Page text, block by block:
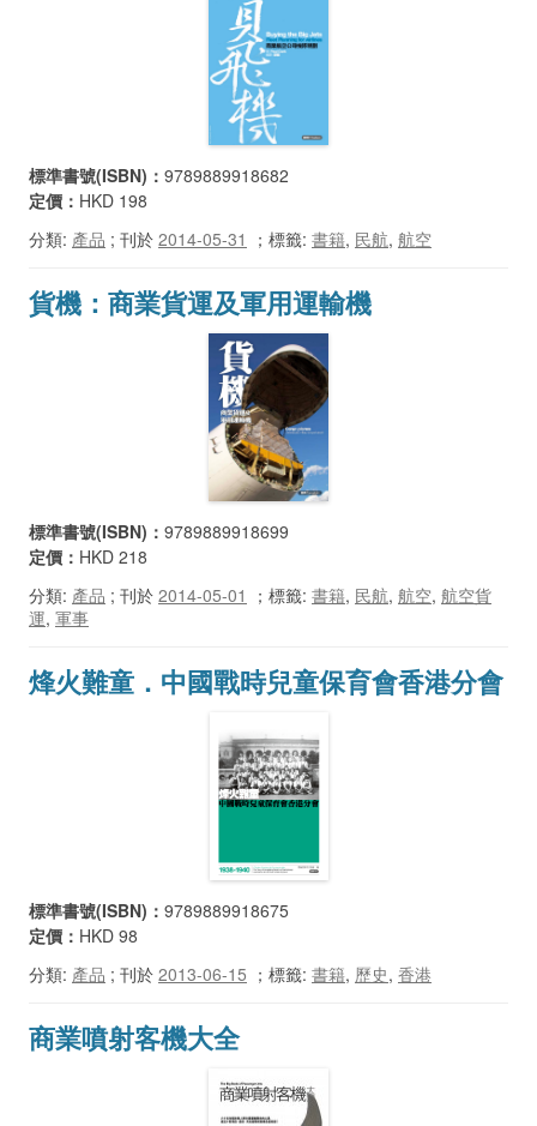
標準書號(ISBN)： 9789889918682
定價： HKD 198
分類: 產品 ; 刊於 2014-05-31 ； 標籤: 書籍, 民航, 航空
貨機：商業貨運及軍用運輸機
標準書號(ISBN)： 9789889918699
定價： HKD 218
分類: 產品 ; 刊於 2014-05-01 ； 標籤: 書籍, 民航, 航空, 航空貨
運, 軍事
烽火難童．中國戰時兒童保育會香港分會
標準書號(ISBN)： 9789889918675
定價： HKD 98
分類: 產品 ; 刊於 2013-06-15 ； 標籤: 書籍, 歷史, 香港
商業噴射客機大全